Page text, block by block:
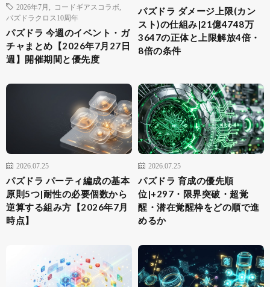
2026年7月
コードギアスコラボ
パズドラクロス10周年
パズドラ 今週のイベント・ガ
チャまとめ【2026年7月27日
週】開催期間と優先度
パズドラ ダメージ上限(カン
スト)の仕組み|21億4748万
3647の正体と上限解放4倍・
8倍の条件
2026.07.25
パズドラ パーティ編成の基本
原則5つ|耐性の必要個数から
逆算する組み方【2026年7月
時点】
2026.07.25
パズドラ 育成の優先順
位|+297・限界突破・超覚
醒・潜在覚醒枠をどの順で進
めるか